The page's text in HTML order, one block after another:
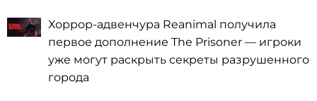
Хоррор-адвенчура Reanimal получила
первое дополнение The Prisoner — игроки
уже могут раскрыть секреты разрушенного
города